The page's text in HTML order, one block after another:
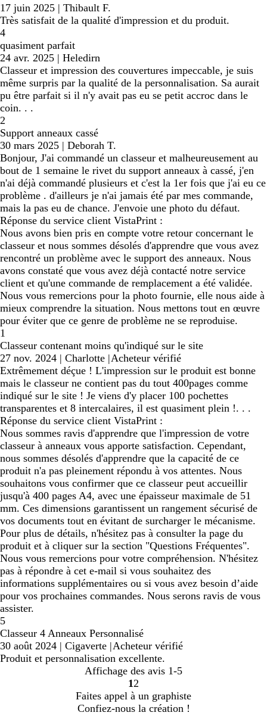
17 juin 2025 | Thibault F.
Très satisfait de la qualité d'impression et du produit.
4
quasiment parfait
24 avr. 2025 | Heledirn
Classeur et impression des couvertures impeccable, je suis
même surpris par la qualité de la personnalisation. Sa aurait
pu être parfait si il n'y avait pas eu se petit accroc dans le
coin. . .
2
Support anneaux cassé
30 mars 2025 | Deborah T.
Bonjour, J'ai commandé un classeur et malheureusement au
bout de 1 semaine le rivet du support anneaux à cassé, j'en
n'ai déjà commandé plusieurs et c'est la 1er fois que j'ai eu ce
problème . d'ailleurs je n'ai jamais été par mes commande,
mais la pas eu de chance. J'envoie une photo du défaut.
Réponse du service client VistaPrint :
Nous avons bien pris en compte votre retour concernant le
classeur et nous sommes désolés d'apprendre que vous avez
rencontré un problème avec le support des anneaux. Nous
avons constaté que vous avez déjà contacté notre service
client et qu'une commande de remplacement a été validée.
Nous vous remercions pour la photo fournie, elle nous aide à
mieux comprendre la situation. Nous mettons tout en œuvre
pour éviter que ce genre de problème ne se reproduise.
1
Classeur contenant moins qu'indiqué sur le site
27 nov. 2024 | Charlotte |Acheteur vérifié
Extrêmement déçue ! L'impression sur le produit est bonne
mais le classeur ne contient pas du tout 400pages comme
indiqué sur le site ! Je viens d'y placer 100 pochettes
transparentes et 8 intercalaires, il est quasiment plein !. . .
Réponse du service client VistaPrint :
Nous sommes ravis d'apprendre que l'impression de votre
classeur à anneaux vous apporte satisfaction. Cependant,
nous sommes désolés d'apprendre que la capacité de ce
produit n'a pas pleinement répondu à vos attentes. Nous
souhaitons vous confirmer que ce classeur peut accueillir
jusqu'à 400 pages A4, avec une épaisseur maximale de 51
mm. Ces dimensions garantissent un rangement sécurisé de
vos documents tout en évitant de surcharger le mécanisme.
Pour plus de détails, n'hésitez pas à consulter la page du
produit et à cliquer sur la section "Questions Fréquentes".
Nous vous remercions pour votre compréhension. N'hésitez
pas à répondre à cet e-mail si vous souhaitez des
informations supplémentaires ou si vous avez besoin d’aide
pour vos prochaines commandes. Nous serons ravis de vous
assister.
5
Classeur 4 Anneaux Personnalisé
30 août 2024 | Cigaverte |Acheteur vérifié
Produit et personnalisation excellente.
Affichage des avis 1-5
Accéder
à
la
1 Accéder
à
la
2
Faites appel à un graphiste
Confiez-nous la création !